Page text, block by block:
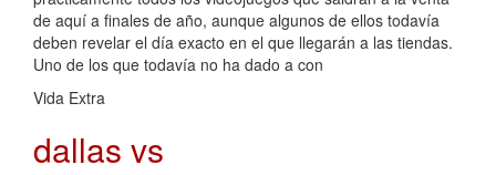
de aquí a finales de año, aunque algunos de ellos todavía
deben revelar el día exacto en el que llegarán a las tiendas.
Uno de los que todavía no ha dado a con
Vida Extra
dallas vs